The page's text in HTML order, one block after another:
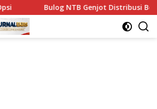
NTB Genjot Distribusi Beras SPHP dan